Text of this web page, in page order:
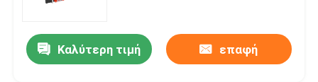
Καλύτερη τιμή επαφή